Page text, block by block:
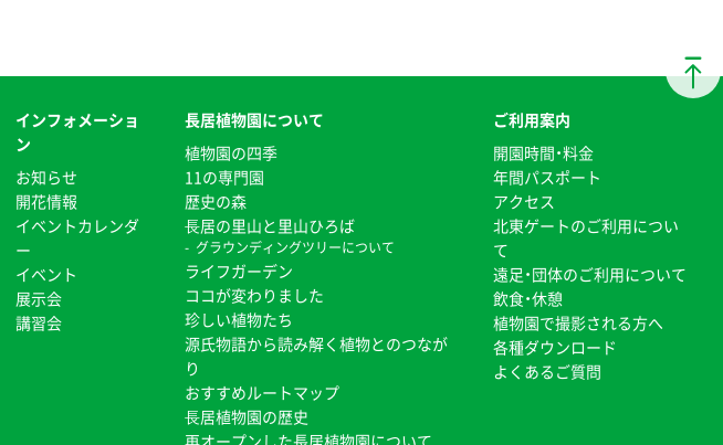
インフォメーショ
ン
お知らせ
開花情報
イベントカレンダ
ー
イベント
展示会
講習会
長居植物園について
植物園の四季
11の専門園
歴史の森
⻑居の里山と里山ひろば
グラウンディングツリーについて
ライフガーデン
ココが変わりました
珍しい植物たち
源氏物語から読み解く植物とのつなが
り
おすすめルートマップ
⻑居植物園の歴史
再オープンした長居植物園について
ご利用案内
開園時間・料金
年間パスポート
アクセス
北東ゲートのご利用につい
て
遠足・団体のご利用について
飲食・休憩
植物園で撮影される方へ
各種ダウンロード
よくあるご質問